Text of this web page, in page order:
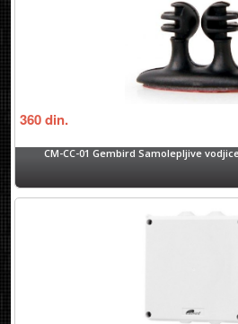
360din.
CM-CC-01 Gembird Samolepljive